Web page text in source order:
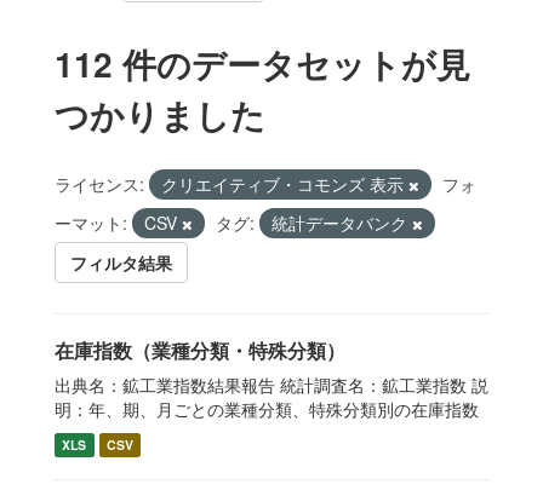
112 件のデータセットが見
つかりました
ライセンス: クリエイティブ・コモンズ 表示
フォ
ーマット:
CSV タグ:
統計データバンク
フィルタ結果
在庫指数（業種分類・特殊分類）
出典名：鉱工業指数結果報告 統計調査名：鉱工業指数 説
明：年、期、月ごとの業種分類、特殊分類別の在庫指数
XLS CSV